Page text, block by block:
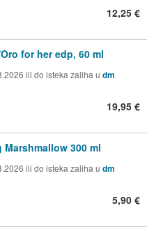
12,25 €
for her edp, 60 ml
ili do isteka zaliha u dm
19,95 €
300 ml
ili do isteka zaliha u dm
5,90 €